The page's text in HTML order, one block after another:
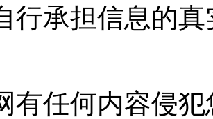
行承担信息的
有任何内容侵